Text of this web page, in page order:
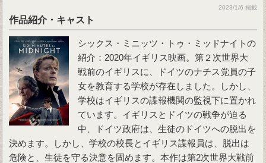
2023/1/6 掲載
作品紹介・キャスト
シックス・ミニッツ・トゥ・ミッドナイトの
紹介：2020年イギリス映画。第２次世界大
戦前のイギリスに、ドイツのナチス党員の子
女を教育する学校が存在しました。しかし、
学校はイギリスの諜報機関の監視下に置かれ
ています。イギリスとドイツの戦争が迫る
中、ドイツ政府は、生徒のドイツへの脱出を
決めます。しかし、学校の校長とイギリス諜報員は、脱出は
危険と、生徒を守る決意を固めます。本作は第2次世界大戦前